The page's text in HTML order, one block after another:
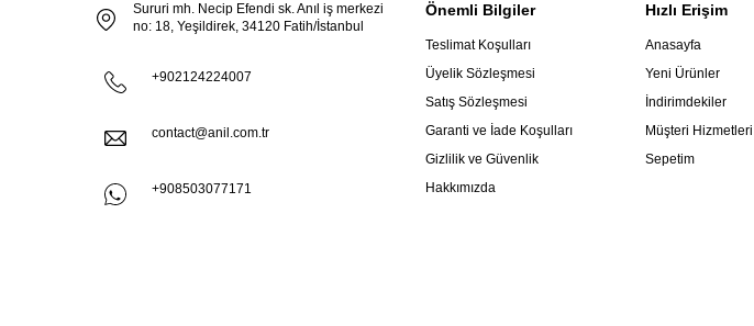
Sururi mh. Necip Efendi sk. Anıl iş merkezi
no: 18, Yeşildirek, 34120 Fatih/İstanbul
+902124224007
contact@anil.com.tr
+908503077171
Önemli Bilgiler
Teslimat Koşulları
Üyelik Sözleşmesi
Satış Sözleşmesi
Garanti ve İade Koşulları
Gizlilik ve Güvenlik
Hakkımızda
Hızlı Erişim
Anasayfa
Yeni Ürünler
İndirimdekiler
Müşteri Hizmetleri
Sepetim